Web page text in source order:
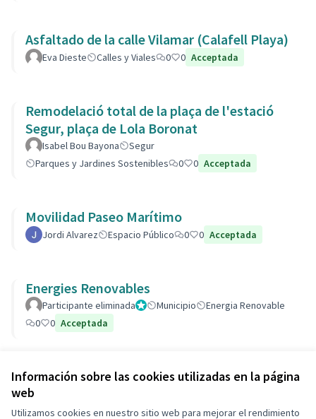
Información sobre las cookies utilizadas en la página
web
Utilizamos cookies en nuestro sitio web para mejorar el rendimiento
Asfaltado de la calle Vilamar (Calafell Playa)
Eva Dieste Calles y Viales 0 0 Acceptada
Remodelació total de la plaça de l'estació
Segur, plaça de Lola Boronat
Isabel Bou Bayona
Segur
Parques y Jardines Sostenibles
0 0 Acceptada
Movilidad Paseo Marítimo
Jordi Alvarez Espacio Público 0 0 Acceptada
Energies Renovables
Participante eliminadaAdministrador
Municipio
Energia Renovable
0
0 Acceptada
Ver todas las propuestas retiradas
Términos y condiciones de uso